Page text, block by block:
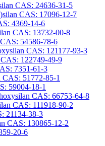
CAS: 24636-31-5
CAS: 17096-12-7
4369-14-6
CAS: 13732-00-8
54586-78-6
CAS: 121177-93-3
122749-49-9
7351-61-3
51772-85-1
59004-18-1
CAS: 66753-64-8
CAS: 111918-90-2
21134-38-3
CAS: 130865-12-2
20-6